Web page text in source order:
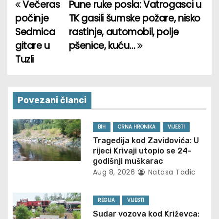
P
o
s
n
a
v
i
t
Pune ruke posla: Vatrogasci u
TK gasili šumske požare, nisko
rastinje, automobil, polje
pšenice, kuću…
Večeras
počinje
Sedmica
gitare u
Tuzli
Povezani članci
BIH CRNA HRONIKA VIJESTI
Tragedija kod Zavidovića: U
rijeci Krivaji utopio se 24-
godišnji muškarac
Aug 8, 2026 Natasa Tadic
REGIJA VIJESTI
Sudar vozova kod Križevca: